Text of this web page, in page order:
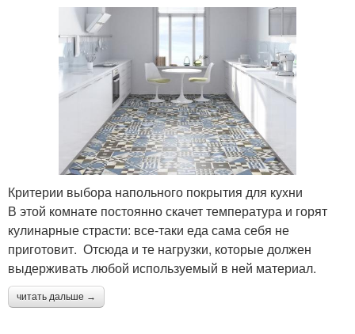
Критерии выбора напольного покрытия для кухни
В этой комнате постоянно скачет температура и горят
кулинарные страсти: все-таки еда сама себя не
приготовит. Отсюда и те нагрузки, которые должен
выдерживать любой используемый в ней материал.
читать дальше →